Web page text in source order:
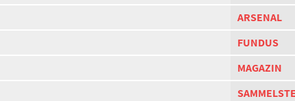
ARSENAL
FUNDUS
MAGAZIN